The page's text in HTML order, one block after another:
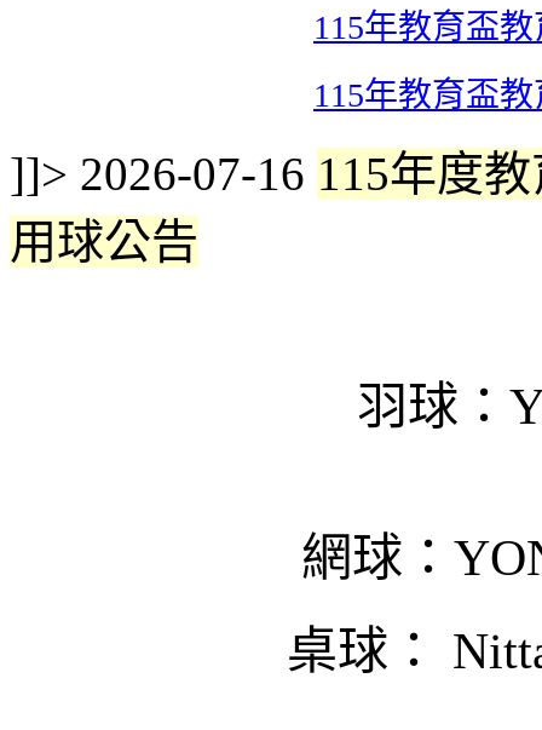
115年教育盃
115年教育盃
]]> 2026-07-16 115年度
用球公告
羽球：
網球：
桌球：